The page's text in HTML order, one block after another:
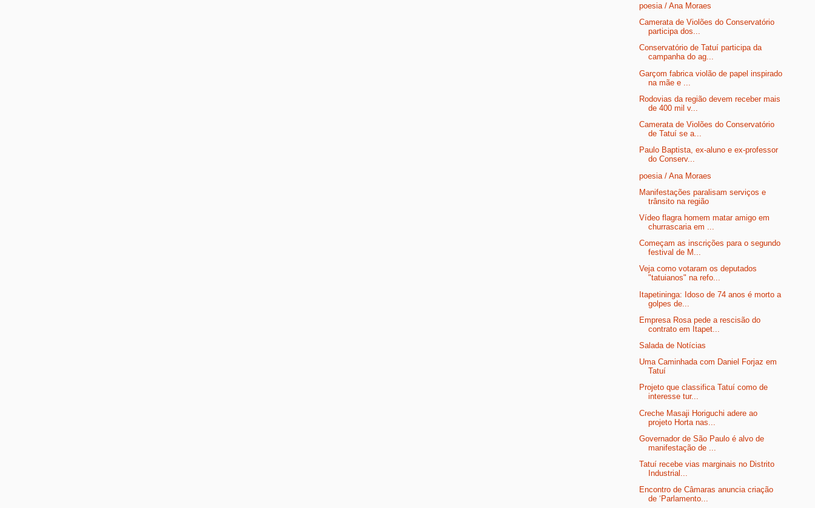
poesia / Ana Moraes
Camerata de Violões do Conservatório
participa dos...
Conservatório de Tatuí participa da
campanha do ag...
Garçom fabrica violão de papel inspirado
na mãe e ...
Rodovias da região devem receber mais
de 400 mil v...
Camerata de Violões do Conservatório
de Tatuí se a...
Paulo Baptista, ex-aluno e ex-professor
do Conserv...
poesia / Ana Moraes
Manifestações paralisam serviços e
trânsito na região
Vídeo flagra homem matar amigo em
churrascaria em ...
Começam as inscrições para o segundo
festival de M...
Veja como votaram os deputados
"tatuianos" na refo...
Itapetininga: Idoso de 74 anos é morto a
golpes de...
Empresa Rosa pede a rescisão do
contrato em Itapet...
Salada de Notícias
Uma Caminhada com Daniel Forjaz em
Tatuí
Projeto que classifica Tatuí como de
interesse tur...
Creche Masaji Horiguchi adere ao
projeto Horta nas...
Governador de São Paulo é alvo de
manifestação de ...
Tatuí recebe vias marginais no Distrito
Industrial...
Encontro de Câmaras anuncia criação
de ‘Parlamento...